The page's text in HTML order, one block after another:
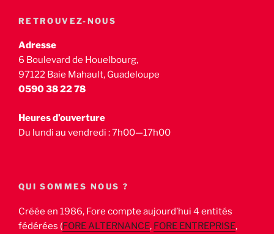
RETROUVEZ-NOUS
Adresse
6 Boulevard de Houelbourg,
97122 Baie Mahault, Guadeloupe
0590 38 22 78
Heures d’ouverture
Du lundi au vendredi : 7h00—17h00
QUI SOMMES NOUS ?
Créée en 1986, Fore compte aujourd’hui 4 entités
fédérées (FORE ALTERNANCE, FORE ENTREPRISE,